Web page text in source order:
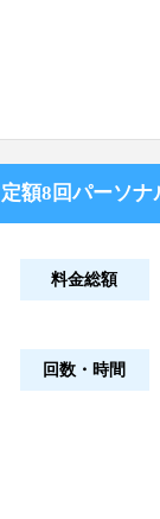
定額8回パーソナ
料金総額
回数・時間